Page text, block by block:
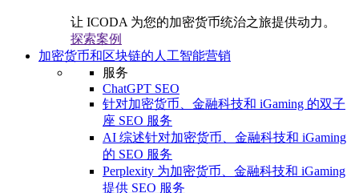
让 ICODA 为您的加密货币统治之旅提供动力。
探索案例
加密货币和区块链的人工智能营销
服务
ChatGPT SEO
针对加密货币、金融科技和 iGaming 的双子
座 SEO 服务
AI 综述针对加密货币、金融科技和 iGaming
的 SEO 服务
Perplexity 为加密货币、金融科技和 iGaming
提供 SEO 服务